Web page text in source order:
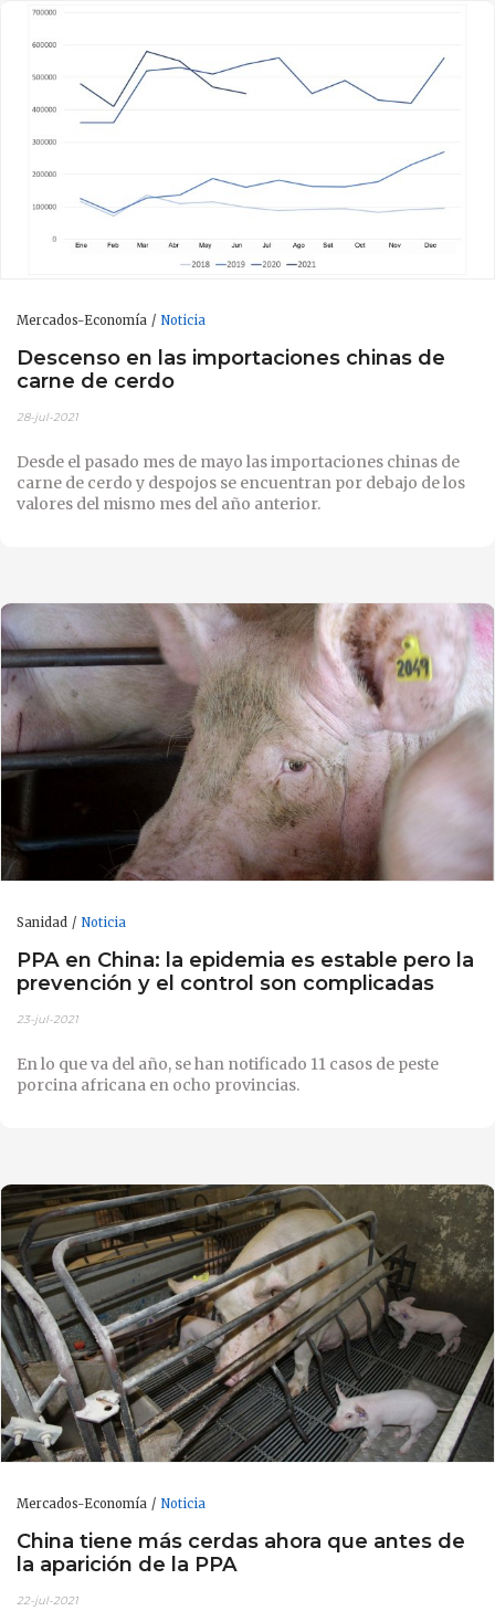
Mercados-Economía Noticia
Descenso en las importaciones chinas de
carne de cerdo
28-jul-2021
Desde el pasado mes de mayo las importaciones chinas de
carne de cerdo y despojos se encuentran por debajo de los
valores del mismo mes del año anterior.
Sanidad Noticia
PPA en China: la epidemia es estable pero la
prevención y el control son complicadas
23-jul-2021
En lo que va del año, se han notificado 11 casos de peste
porcina africana en ocho provincias.
Mercados-Economía Noticia
China tiene más cerdas ahora que antes de
la aparición de la PPA
22-jul-2021